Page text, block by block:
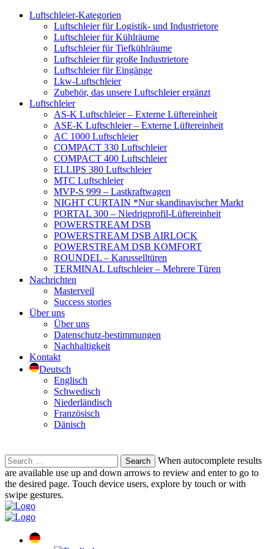
Luftschleier-Kategorien
Luftschleier für Logistik- und Industrietore
Luftschleier für Kühlräume
Luftschleier für Tiefkühlräume
Luftschleier für große Industrietore
Luftschleier für Eingänge
Lkw-Luftschleier
Zubehör, das unsere Luftschleier ergänzt
Luftschleier
AS-K Luftschleier – Externe Lüftereinheit
ASE-K Luftschleier – Externe Lüftereinheit
AC 1000 Luftschleier
COMPACT 330 Luftschleier
COMPACT 400 Luftschleier
ELLIPS 380 Luftschleier
MTC Luftschleier
MVP-S 999 – Lastkraftwagen
NIGHT CURTAIN *Nur skandinavischer Markt
PORTAL 300 – Niedrigprofil-Lüftereinheit
POWERSTREAM DSB
POWERSTREAM DSB AIRLOCK
POWERSTREAM DSB KOMFORT
ROUNDEL – Karusselltüren
TERMINAL Luftschleier – Mehrere Türen
Nachrichten
Masterveil
Success stories
Über uns
Über uns
Datenschutz-bestimmungen
Nachhaltigkeit
Kontakt
Deutsch
Englisch
Schwedisch
Niederländisch
Französisch
Dänisch
Search
for:
When autocomplete results
are available use up and down arrows to review and enter to go to
the desired page. Touch device users, explore by touch or with
swipe gestures.